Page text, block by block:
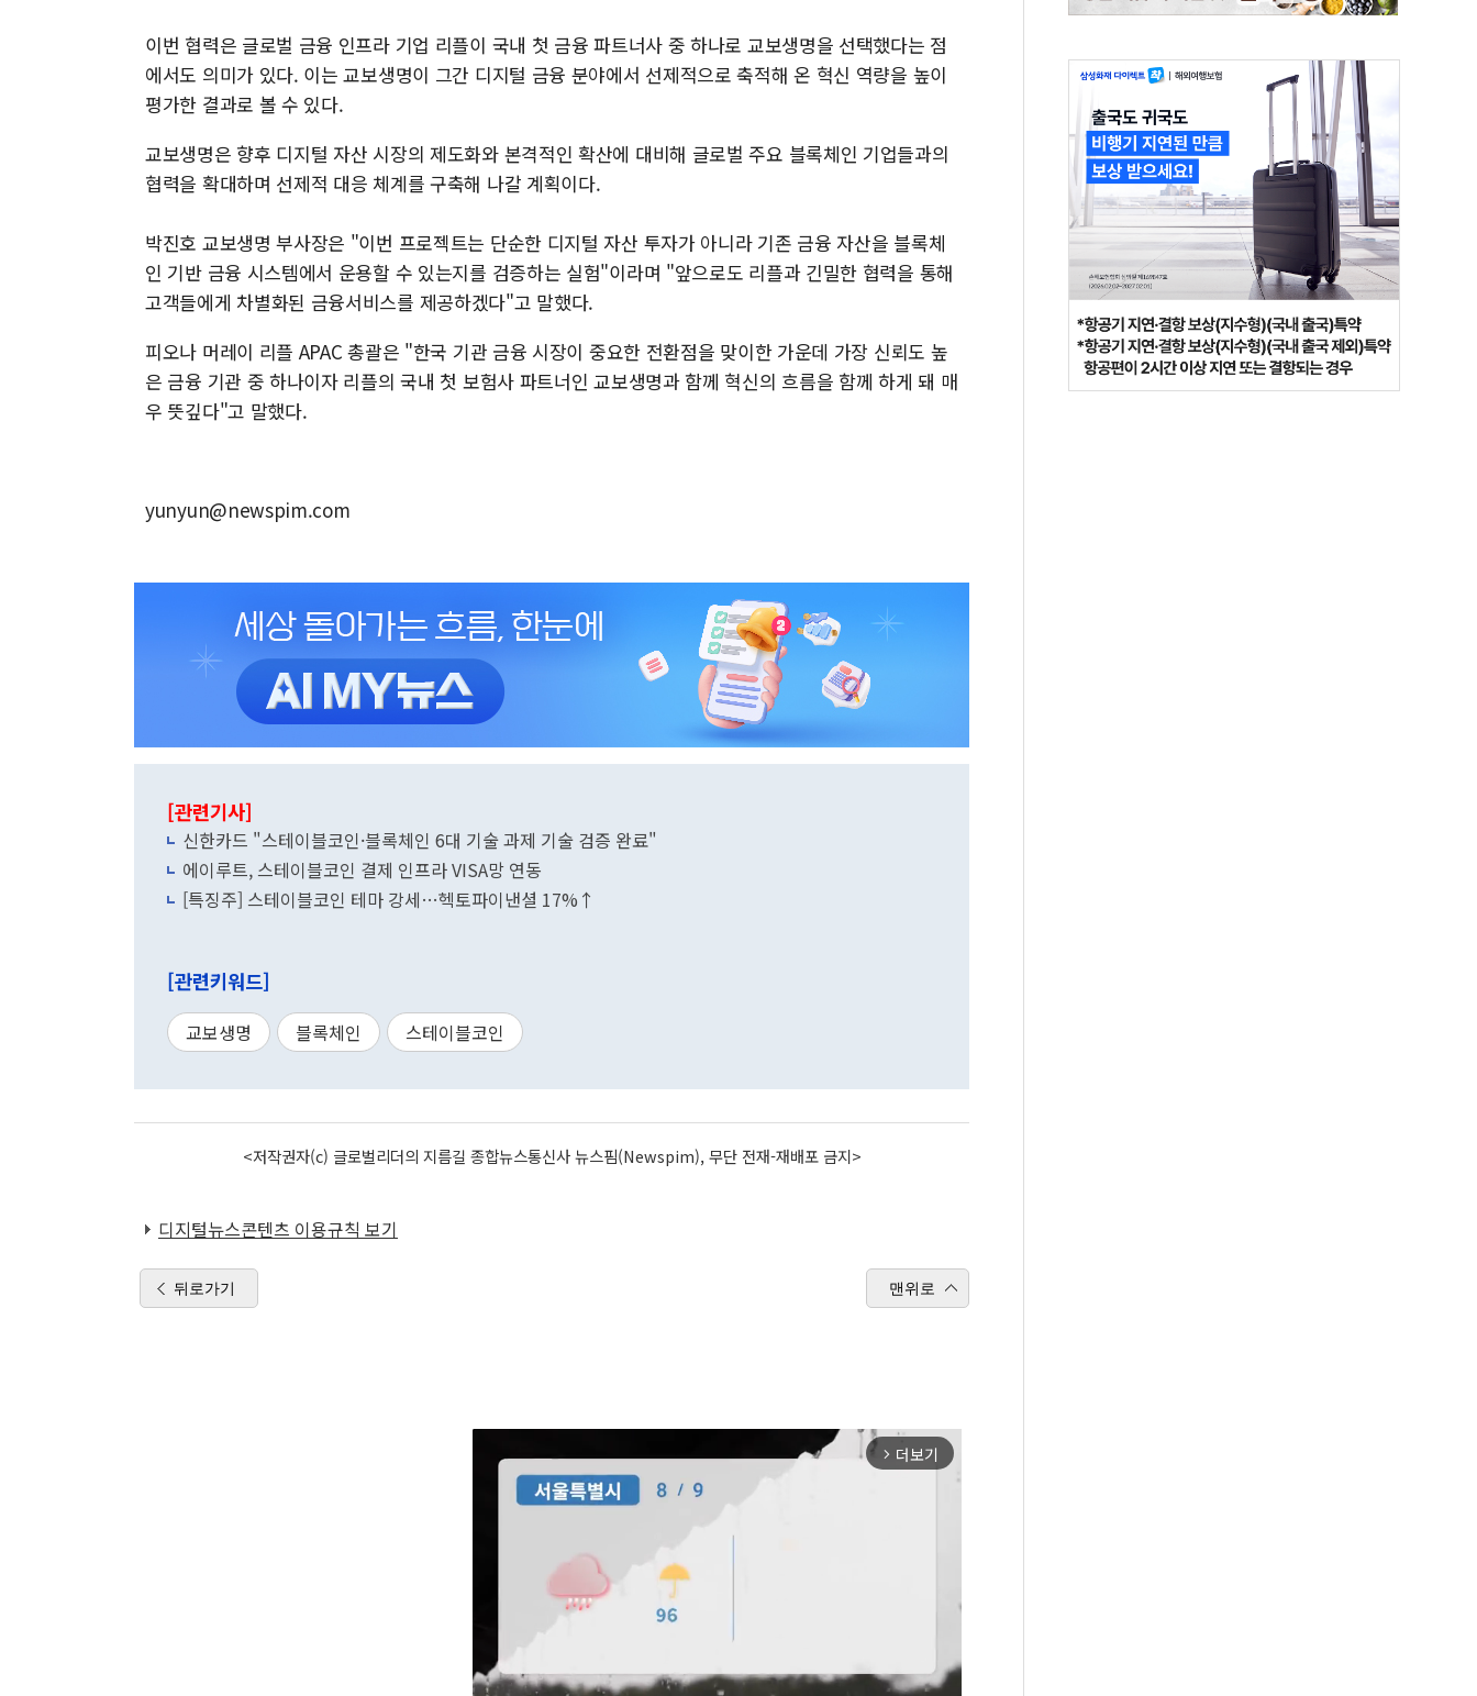
이번 협력은 글로벌 금융 인프라 기업 리플이 국내 첫 금융 파트너사 중 하나로 교보생명을 선택했다는 점
에서도 의미가 있다. 이는 교보생명이 그간 디지털 금융 분야에서 선제적으로 축적해 온 혁신 역량을 높이
평가한 결과로 볼 수 있다.
교보생명은 향후 디지털 자산 시장의 제도화와 본격적인 확산에 대비해 글로벌 주요 블록체인 기업들과의
협력을 확대하며 선제적 대응 체계를 구축해 나갈 계획이다.
박진호 교보생명 부사장은 "이번 프로젝트는 단순한 디지털 자산 투자가 아니라 기존 금융 자산을 블록체
인 기반 금융 시스템에서 운용할 수 있는지를 검증하는 실험"이라며 "앞으로도 리플과 긴밀한 협력을 통해
고객들에게 차별화된 금융서비스를 제공하겠다"고 말했다.
피오나 머레이 리플 APAC 총괄은 "한국 기관 금융 시장이 중요한 전환점을 맞이한 가운데 가장 신뢰도 높
은 금융 기관 중 하나이자 리플의 국내 첫 보험사 파트너인 교보생명과 함께 혁신의 흐름을 함께 하게 돼 매
우 뜻깊다"고 말했다.
yunyun@newspim.com
[관련기사]
신한카드 "스테이블코인·블록체인 6대 기술 과제 기술 검증 완료"
에이루트, 스테이블코인 결제 인프라 VISA망 연동
[특징주] 스테이블코인 테마 강세…헥토파이낸셜 17%↑
[관련키워드]
교보생명 블록체인 스테이블코인
<저작권자(c) 글로벌리더의 지름길 종합뉴스통신사 뉴스핌(Newspim), 무단 전재-재배포 금지>
디지털뉴스콘텐츠 이용규칙 보기
뒤로가기 맨위로
arrow_forward_ios 더보기